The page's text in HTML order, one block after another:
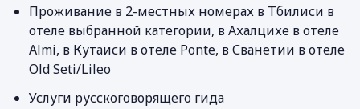
Проживание в 2-местных номерах в Тбилиси в
отеле выбранной категории, в Ахалцихе в отеле
Almi, в Кутаиси в отеле Ponte, в Сванетии в отеле
Old Seti/Lileo
Услуги русскоговорящего гида